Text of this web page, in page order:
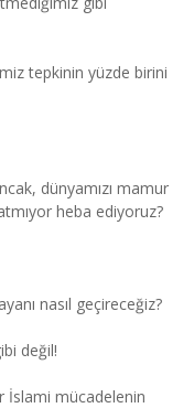
tepkinin yüzde birini
dünyamızı mamur
heba ediyoruz?
nasıl geçireceğiz?
değil!
mücadelenin